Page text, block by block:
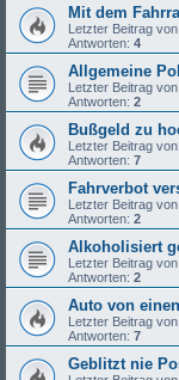
Mit dem
Letzter Beitrag von
Antworten: 4
Allgemeine
Letzter Beitrag von
Antworten: 2
Bußgeld zu
Letzter Beitrag von
Antworten: 7
Fahrverbot
Letzter Beitrag von
Antworten: 2
Alkoholisiert
Letzter Beitrag von
Antworten: 2
Auto von
Letzter Beitrag von
Antworten: 7
Geblitzt nie